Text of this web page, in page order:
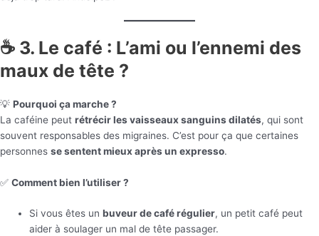
☕ 3. Le café : L’ami ou l’ennemi des
maux de tête ?
💡 Pourquoi ça marche ?
La caféine peut rétrécir les vaisseaux sanguins dilatés, qui sont
souvent responsables des migraines. C’est pour ça que certaines
personnes se sentent mieux après un expresso.
✅ Comment bien l’utiliser ?
Si vous êtes unbuveur de café régulier, un petit café peut
aider à soulager un mal de tête passager.